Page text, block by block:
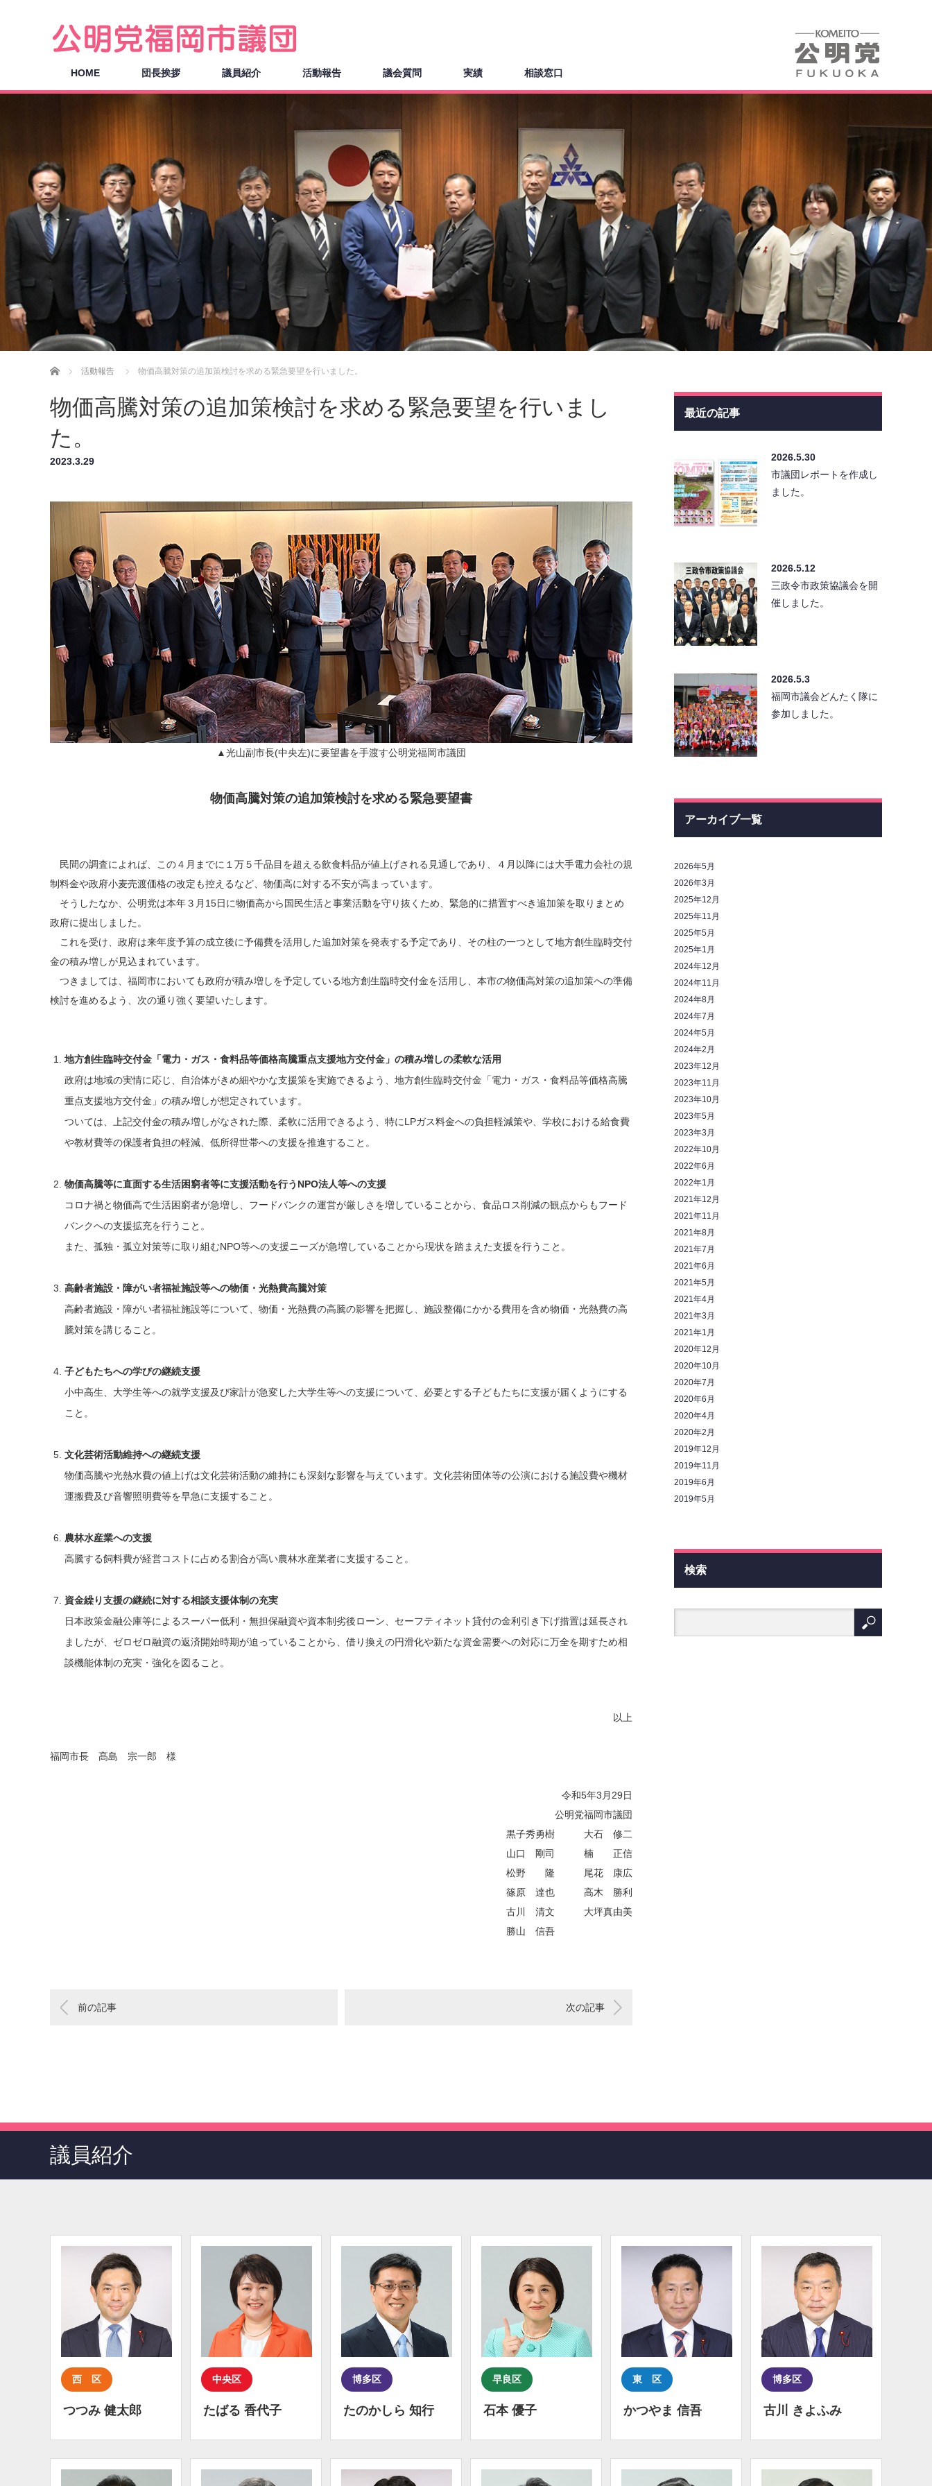
HOME 団長挨拶 議員紹介 活動報告 議会質問 実績 相談窓口
ホーム 活動報告 物価高騰対策の追加策検討を求める緊急要望を行いました。
物価高騰対策の追加策検討を求める緊急要望を行いまし
た。
2023.3.29
▲光山副市長(中央左)に要望書を手渡す公明党福岡市議団
物価高騰対策の追加策検討を求める緊急要望書
民間の調査によれば、この４月までに１万５千品目を超える飲食料品が値上げされる見通しであり、４月以降には大手電力会社の規
制料金や政府小麦売渡価格の改定も控えるなど、物価高に対する不安が高まっています。
そうしたなか、公明党は本年３月15日に物価高から国民生活と事業活動を守り抜くため、緊急的に措置すべき追加策を取りまとめ
政府に提出しました。
これを受け、政府は来年度予算の成立後に予備費を活用した追加対策を発表する予定であり、その柱の一つとして地方創生臨時交付
金の積み増しが見込まれています。
つきましては、福岡市においても政府が積み増しを予定している地方創生臨時交付金を活用し、本市の物価高対策の追加策への準備
検討を進めるよう、次の通り強く要望いたします。
地方創生臨時交付金「電力・ガス・食料品等価格高騰重点支援地方交付金」の積み増しの柔軟な活用
政府は地域の実情に応じ、自治体がきめ細やかな支援策を実施できるよう、地方創生臨時交付金「電力・ガス・食料品等価格高騰
重点支援地方交付金」の積み増しが想定されています。
ついては、上記交付金の積み増しがなされた際、柔軟に活用できるよう、特にLPガス料金への負担軽減策や、学校における給食費
や教材費等の保護者負担の軽減、低所得世帯への支援を推進すること。
物価高騰等に直面する生活困窮者等に支援活動を行うNPO法人等への支援
コロナ禍と物価高で生活困窮者が急増し、フードバンクの運営が厳しさを増していることから、食品ロス削減の観点からもフード
バンクへの支援拡充を行うこと。
また、孤独・孤立対策等に取り組むNPO等への支援ニーズが急増していることから現状を踏まえた支援を行うこと。
高齢者施設・障がい者福祉施設等への物価・光熱費高騰対策
高齢者施設・障がい者福祉施設等について、物価・光熱費の高騰の影響を把握し、施設整備にかかる費用を含め物価・光熱費の高
騰対策を講じること。
子どもたちへの学びの継続支援
小中高生、大学生等への就学支援及び家計が急変した大学生等への支援について、必要とする子どもたちに支援が届くようにする
こと。
文化芸術活動維持への継続支援
物価高騰や光熱水費の値上げは文化芸術活動の維持にも深刻な影響を与えています。文化芸術団体等の公演における施設費や機材
運搬費及び音響照明費等を早急に支援すること。
農林水産業への支援
高騰する飼料費が経営コストに占める割合が高い農林水産業者に支援すること。
資金繰り支援の継続に対する相談支援体制の充実
日本政策金融公庫等によるスーパー低利・無担保融資や資本制劣後ローン、セーフティネット貸付の金利引き下げ措置は延長され
ましたが、ゼロゼロ融資の返済開始時期が迫っていることから、借り換えの円滑化や新たな資金需要への対応に万全を期すため相
談機能体制の充実・強化を図ること。
以上
福岡市長 髙島 宗一郎 様
令和5年3月29日
公明党福岡市議団
黒子秀勇樹 大石 修二
山口 剛司 楠 正信
松野 隆 尾花 康広
篠原 達也 高木 勝利
古川 清文 大坪真由美
勝山 信吾
前の記事 次の記事
最近の記事
2026.5.30
市議団レポートを作成し
ました。
2026.5.12
三政令市政策協議会を開
催しました。
2026.5.3
福岡市議会どんたく隊に
参加しました。
アーカイブ一覧
2026年5月
2026年3月
2025年12月
2025年11月
2025年5月
2025年1月
2024年12月
2024年11月
2024年8月
2024年7月
2024年5月
2024年2月
2023年12月
2023年11月
2023年10月
2023年5月
2023年3月
2022年10月
2022年6月
2022年1月
2021年12月
2021年11月
2021年8月
2021年7月
2021年6月
2021年5月
2021年4月
2021年3月
2021年1月
2020年12月
2020年10月
2020年7月
2020年6月
2020年4月
2020年2月
2019年12月
2019年11月
2019年6月
2019年5月
検索
議員紹介
西 区
つつみ 健太郎
中央区
たばる 香代子
博多区
たのかしら 知行
早良区
石本 優子
東 区
かつやま 信吾
博多区
古川 きよふみ